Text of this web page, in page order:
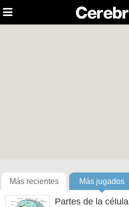
Más recientes Más jugados
Partes de la célula